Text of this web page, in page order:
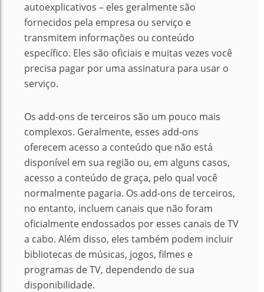
autoexplicativos – eles geralmente são
fornecidos pela empresa ou serviço e
transmitem informações ou conteúdo
específico. Eles são oficiais e muitas vezes você
precisa pagar por uma assinatura para usar o
serviço.
Os add-ons de terceiros são um pouco mais
complexos. Geralmente, esses add-ons
oferecem acesso a conteúdo que não está
disponível em sua região ou, em alguns casos,
acesso a conteúdo de graça, pelo qual você
normalmente pagaria. Os add-ons de terceiros,
no entanto, incluem canais que não foram
oficialmente endossados ​​por esses canais de TV
a cabo. Além disso, eles também podem incluir
bibliotecas de músicas, jogos, filmes e
programas de TV, dependendo de sua
disponibilidade.